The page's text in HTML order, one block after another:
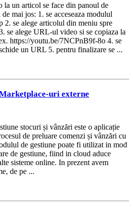
la un articol se face din panoul de
mai jos: 1. se acceseaza modulul
2. se alege articolul din meniu spre
se alege URL-ul video si se copiaza la
https://youtu.be/7NCPnB9f-8o 4. se
un URL 5. pentru finalizare se ...
uri externe
stocuri și vânzări este o aplicație
de preluare comenzi și vânzări cu
de gestiune poate fi utilizat in mod
de gestiune, fiind in cloud aduce
sisteme online. In prezent avem
de pe ...